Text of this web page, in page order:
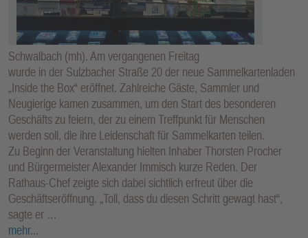
Schwalbach (mh). Am vergangenen Freitag
wurde in der Sulzbacher Straße 20 der neue Sammelkartenladen
„Inside the Box“ eröffnet. Zahlreiche Gäste, Sammler und
Neugierige kamen zusammen, um den Start des besonderen
Geschäfts zu feiern, der zu einem Treffpunkt für Menschen
werden soll, die ihre Leidenschaft für Sammelkarten teilen.
Zu Beginn der Veranstaltung hielten Inhaber Thorsten Procher
und Bürgermeister Alexander Immisch kurze Reden. Der
Rathaus-Chef zeigte sich dabei sichtlich erfreut über die
Geschäftseröffnung. „Toll, dass du diesen Schritt gewagt hast“,
sagte er …
mehr...